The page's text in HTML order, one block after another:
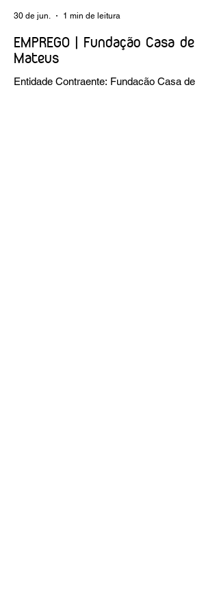
EMPREGO | Fundação Casa de
Mateus
Entidade Contraente: Fundação Casa de
30 de jun. 1 min de leitura